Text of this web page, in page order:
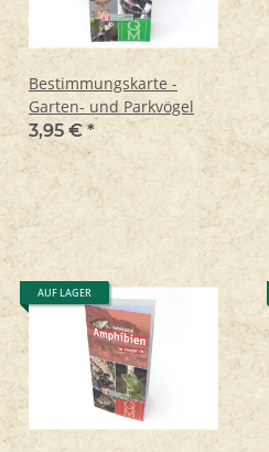
Bestimmungskarte -
Garten- und Parkvögel
3,95 €*
AUF LAGER